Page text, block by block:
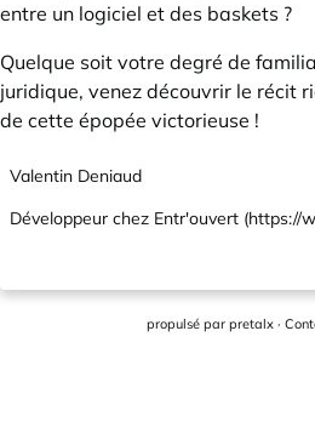
entre un logiciel et des baskets ?
Quelque soit votre degré de
juridique, venez découvrir le récit
de cette épopée victorieuse !
Valentin Deniaud
Développeur chez Entr'ouvert (https://
propulsé par pretalx ·